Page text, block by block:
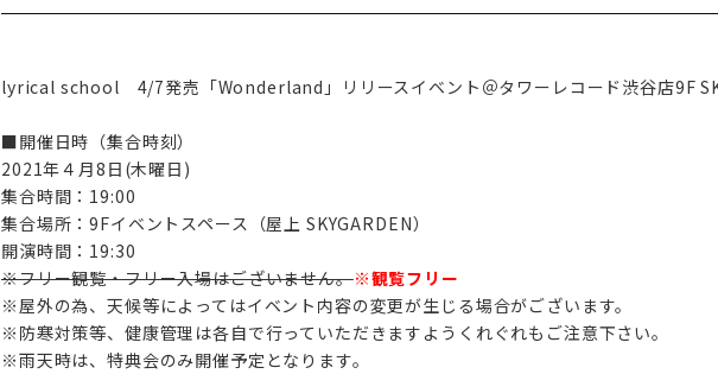
lyrical school 4/7発売「Wonderland」リリースイベント＠タワーレコード渋谷店9F
■開催日時（集合時刻）
2021年４月8日(木曜日)
集合時間：19:00
集合場所：9Fイベントスペース（屋上 SKYGARDEN）
開演時間：19:30
※フリー観覧・フリー入場はございません。※観覧フリー
※屋外の為、天候等によってはイベント内容の変更が生じる場合がございます。
※防寒対策等、健康管理は各自で行っていただきますようくれぐれもご注意下さい。
※雨天時は、特典会のみ開催予定となります。